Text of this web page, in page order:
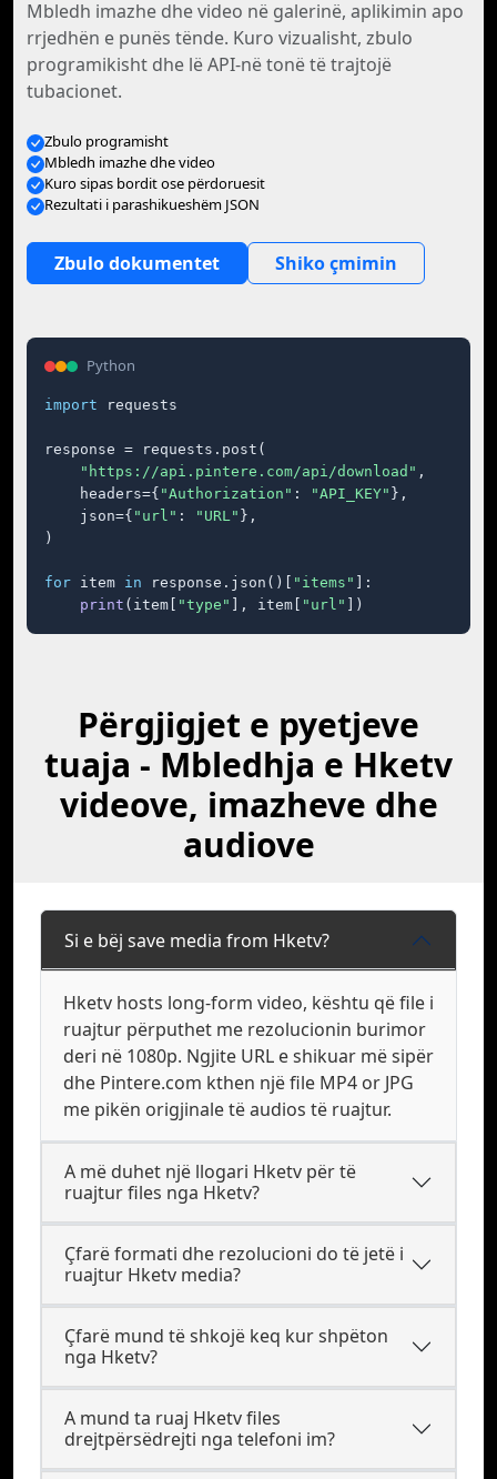
Mbledh imazhe dhe video në galerinë, aplikimin apo
rrjedhën e punës tënde. Kuro vizualisht, zbulo
programikisht dhe lë API-në tonë të trajtojë
tubacionet.
Zbulo programisht
Mbledh imazhe dhe video
Kuro sipas bordit ose përdoruesit
Rezultati i parashikueshëm JSON
Zbulo dokumentet Shiko çmimin
Python
import requests
response = requests.post(
"https://api.pintere.com/api/download" ,
    headers={
"Authorization" : "API_KEY" },
    json={
"url" : "URL" },
)
for item in response.json()[ "items"
]:
print (item[ "type" ], item[ "url" ])
Përgjigjet e pyetjeve
tuaja - Mbledhja e Hketv
videove, imazheve dhe
audiove
Si e bëj save media from Hketv?
Hketv hosts long-form video, kështu që file i
ruajtur përputhet me rezolucionin burimor
deri në 1080p. Ngjite URL e shikuar më sipër
dhe Pintere.com kthen një file MP4 or JPG
me pikën origjinale të audios të ruajtur.
A më duhet një llogari Hketv për të
ruajtur files nga Hketv?
Çfarë formati dhe rezolucioni do të jetë i
ruajtur Hketv media?
Çfarë mund të shkojë keq kur shpëton
nga Hketv?
A mund ta ruaj Hketv files
drejtpërsëdrejti nga telefoni im?